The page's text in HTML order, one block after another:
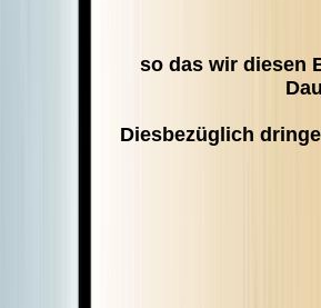
so das wir diesen
Diesbezüglich